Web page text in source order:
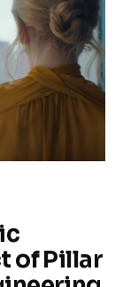
of Pillar